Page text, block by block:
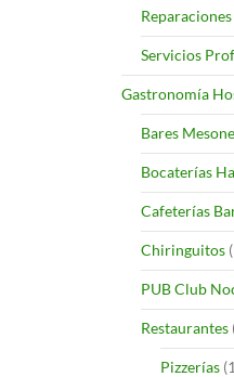
Servicios
Gastronomía
Bares
Bocaterías
Cafeterías
Chiringuitos
PUB Club
Restaurantes
Pizzerías